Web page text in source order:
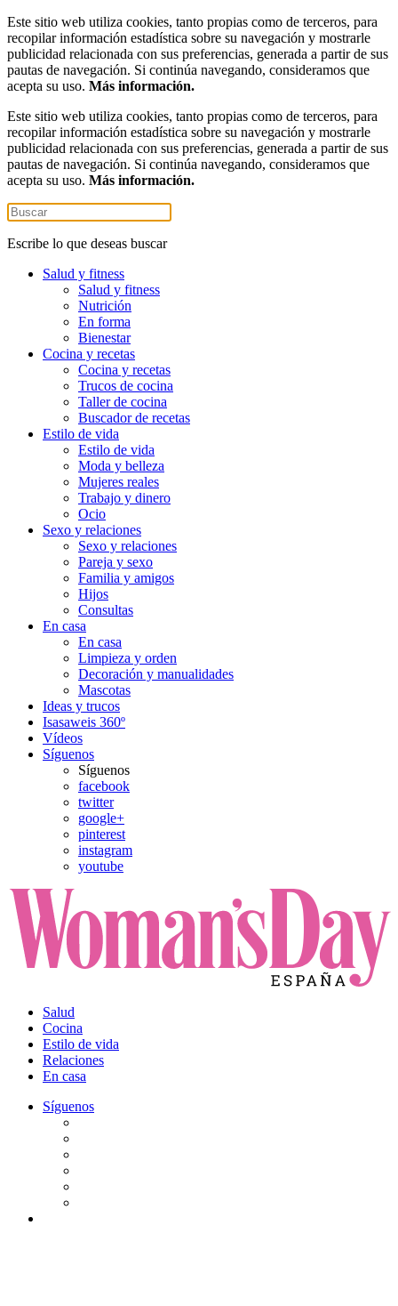
Este sitio web utiliza cookies, tanto propias como de terceros, para
recopilar información estadística sobre su navegación y mostrarle
publicidad relacionada con sus preferencias, generada a partir de sus
pautas de navegación. Si continúa navegando, consideramos que
acepta su uso. Más información.
Este sitio web utiliza cookies, tanto propias como de terceros, para
recopilar información estadística sobre su navegación y mostrarle
publicidad relacionada con sus preferencias, generada a partir de sus
pautas de navegación. Si continúa navegando, consideramos que
acepta su uso. Más información.
Escribe lo que deseas buscar
Salud y fitness
Salud y fitness
Nutrición
En forma
Bienestar
Cocina y recetas
Cocina y recetas
Trucos de cocina
Taller de cocina
Buscador de recetas
Estilo de vida
Estilo de vida
Moda y belleza
Mujeres reales
Trabajo y dinero
Ocio
Sexo y relaciones
Sexo y relaciones
Pareja y sexo
Familia y amigos
Hijos
Consultas
En casa
En casa
Limpieza y orden
Decoración y manualidades
Mascotas
Ideas y trucos
Isasaweis 360º
Vídeos
Síguenos
Síguenos
facebook
twitter
google+
pinterest
instagram
youtube
Salud
Cocina
Estilo de vida
Relaciones
En casa
Síguenos